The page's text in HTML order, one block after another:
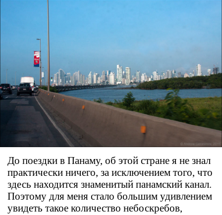
До поездки в Панаму, об этой стране я не знал
практически ничего, за исключением того, что
здесь находится знаменитый панамский канал.
Поэтому для меня стало большим удивлением
увидеть такое количество небоскребов,